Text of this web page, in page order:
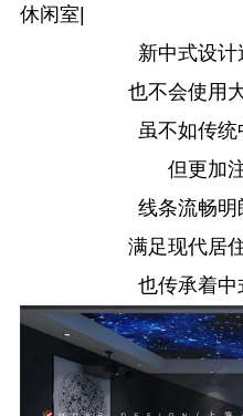
休闲室|
新中式设
也不会使用
虽不如传
但更加
线条流畅明
满足现代居
也传承着中